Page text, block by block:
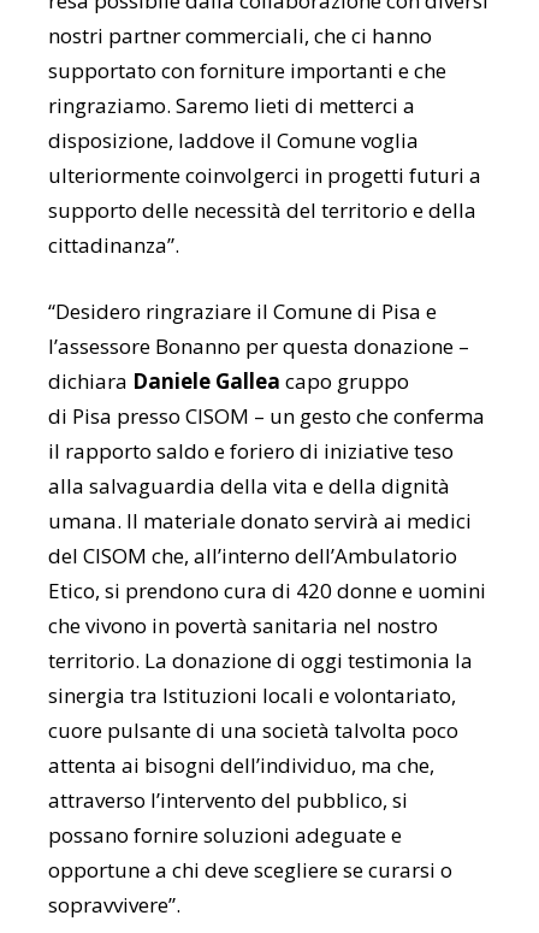
nostri partner commerciali, che ci hanno
supportato con forniture importanti e che
ringraziamo. Saremo lieti di metterci a
disposizione, laddove il Comune voglia
ulteriormente coinvolgerci in progetti futuri a
supporto delle necessità del territorio e della
cittadinanza”.
“Desidero ringraziare il Comune di Pisa e
l’assessore Bonanno per questa donazione –
dichiara Daniele Gallea capo gruppo
di Pisa presso CISOM – un gesto che conferma
il rapporto saldo e foriero di iniziative teso
alla salvaguardia della vita e della dignità
umana. Il materiale donato servirà ai medici
del CISOM che, all’interno dell’Ambulatorio
Etico, si prendono cura di 420 donne e uomini
che vivono in povertà sanitaria nel nostro
territorio. La donazione di oggi testimonia la
sinergia tra Istituzioni locali e volontariato,
cuore pulsante di una società talvolta poco
attenta ai bisogni dell’individuo, ma che,
attraverso l’intervento del pubblico, si
possano fornire soluzioni adeguate e
opportune a chi deve scegliere se curarsi o
sopravvivere”.